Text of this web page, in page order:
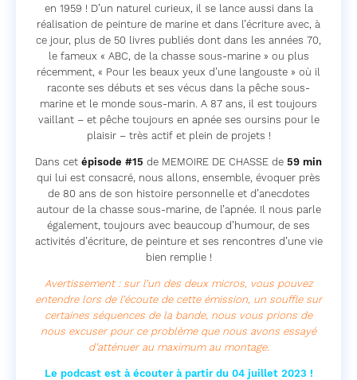
en 1959 ! D’un naturel curieux, il se lance aussi dans la
réalisation de peinture de marine et dans l’écriture avec, à
ce jour, plus de 50 livres publiés dont dans les années 70,
le fameux « ABC, de la chasse sous-marine » ou plus
récemment, « Pour les beaux yeux d’une langouste » où il
raconte ses débuts et ses vécus dans la pêche sous-
marine et le monde sous-marin. A 87 ans, il est toujours
vaillant – et pêche toujours en apnée ses oursins pour le
plaisir – très actif et plein de projets !
Dans cet épisode #15 de MEMOIRE DE CHASSE de 59 min
qui lui est consacré, nous allons, ensemble, évoquer près
de 80 ans de son histoire personnelle et d’anecdotes
autour de la chasse sous-marine, de l’apnée. Il nous parle
également, toujours avec beaucoup d’humour, de ses
activités d’écriture, de peinture et ses rencontres d’une vie
bien remplie !
Avertissement : sur l’un des deux micros, vous pouvez
entendre lors de l’écoute de cette émission, un souffle sur
certaines séquences de la bande, nous vous prions de
nous excuser pour ce problème que nous avons essayé
d’atténuer au maximum au montage.
Le podcast est à écouter à partir du 04 juillet 2023 !